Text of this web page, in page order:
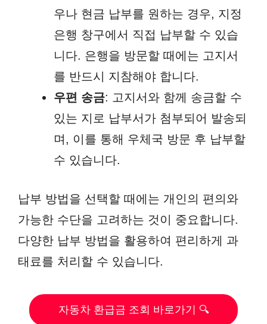
우나 현금 납부를 원하는 경우, 지정
은행 창구에서 직접 납부할 수 있습
니다. 은행을 방문할 때에는 고지서
를 반드시 지참해야 합니다.
우편 송금: 고지서와 함께 송금할 수
있는 지로 납부서가 첨부되어 발송되
며, 이를 통해 우체국 방문 후 납부할
수 있습니다.
납부 방법을 선택할 때에는 개인의 편의와
가능한 수단을 고려하는 것이 중요합니다.
다양한 납부 방법을 활용하여 편리하게 과
태료를 처리할 수 있습니다.
자동차 환급금 조회 바로가기 🔍